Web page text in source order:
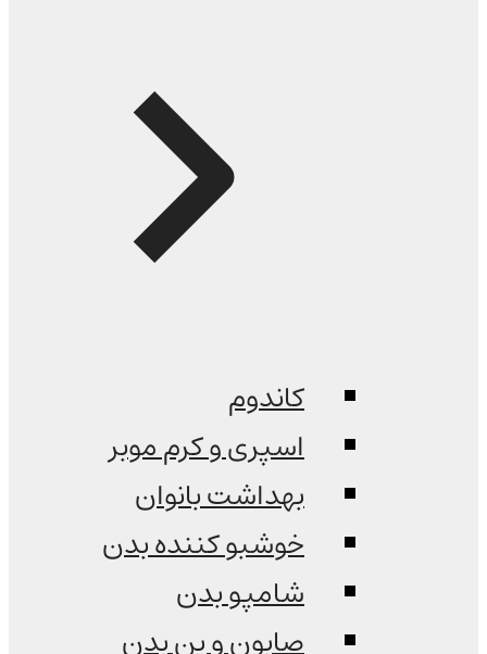
کاندوم
اسپری و کرم موبر
بهداشت بانوان
خوشبو کننده بدن
شامپو بدن
صابون و پن بدن